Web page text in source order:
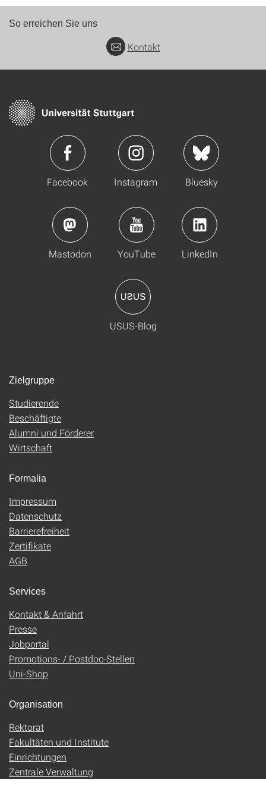
So erreichen Sie uns
Kontakt
Facebook Instagram Bluesky
Mastodon YouTube LinkedIn
USUS-Blog
Zielgruppe
Studierende
Beschäftigte
Alumni und Förderer
Wirtschaft
Formalia
Impressum
Datenschutz
Barrierefreiheit
Zertifikate
AGB
Services
Kontakt & Anfahrt
Presse
Jobportal
Promotions- / Postdoc-Stellen
Uni-Shop
Organisation
Rektorat
Fakultäten und Institute
Einrichtungen
Zentrale Verwaltung